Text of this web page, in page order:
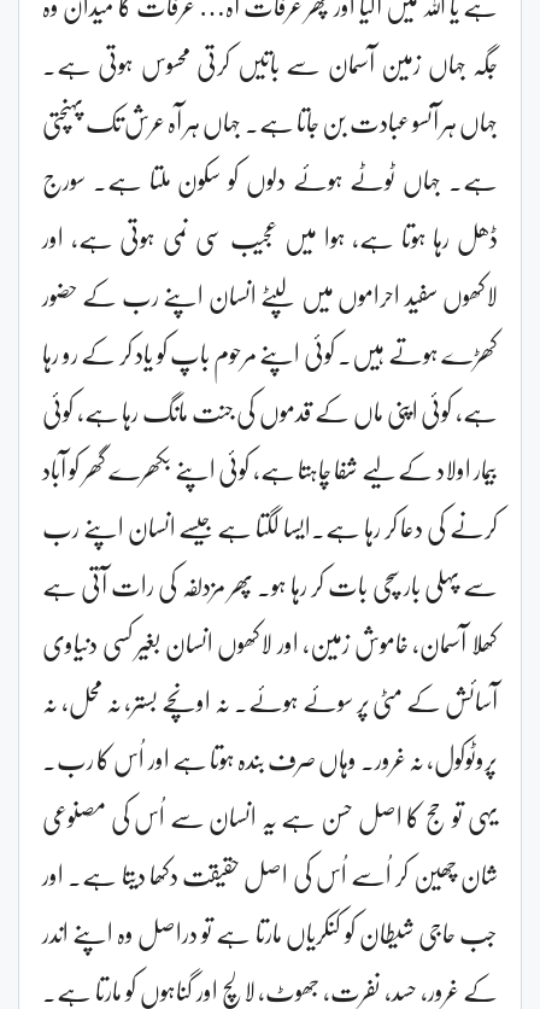
جگہ جہاں زمین آسمان سے باتیں کرتی محسوس ہوتی ہے۔
جہاں ہر آنسو عبادت بن جاتا ہے۔ جہاں ہر آہ عرش تک پہنچتی
ہے۔ جہاں ٹوٹے ہوئے دلوں کو سکون ملتا ہے۔ سورج
ڈھل رہا ہوتا ہے، ہوا میں عجیب سی نمی ہوتی ہے، اور
لاکھوں سفید احراموں میں لپٹے انسان اپنے رب کے حضور
کھڑے ہوتے ہیں۔ کوئی اپنے مرحوم باپ کو یاد کر کے رو رہا
ہے، کوئی اپنی ماں کے قدموں کی جنت مانگ رہا ہے، کوئی
بیمار اولاد کے لیے شفا چاہتا ہے، کوئی اپنے بکھرے گھر کو آباد
کرنے کی دعا کر رہا ہے۔ایسا لگتا ہے جیسے انسان اپنے رب
سے پہلی بار سچی بات کر رہا ہو۔ پھر مزدلفہ کی رات آتی ہے
کھلا آسمان، خاموش زمین، اور لاکھوں انسان بغیر کسی دنیاوی
آسائش کے مٹی پر سوئے ہوئے۔ نہ اونچے بستر، نہ محل، نہ
پروٹوکول، نہ غرور۔ وہاں صرف بندہ ہوتا ہے اور اُس کا رب۔
یہی تو حج کا اصل حسن ہے یہ انسان سے اُس کی مصنوعی
شان چھین کر اُسے اُس کی اصل حقیقت دکھا دیتا ہے۔ اور
جب حاجی شیطان کو کنکریاں مارتا ہے تو دراصل وہ اپنے اندر
کے غرور، حسد، نفرت، جھوٹ، لالچ اور گناہوں کو مارتا ہے۔